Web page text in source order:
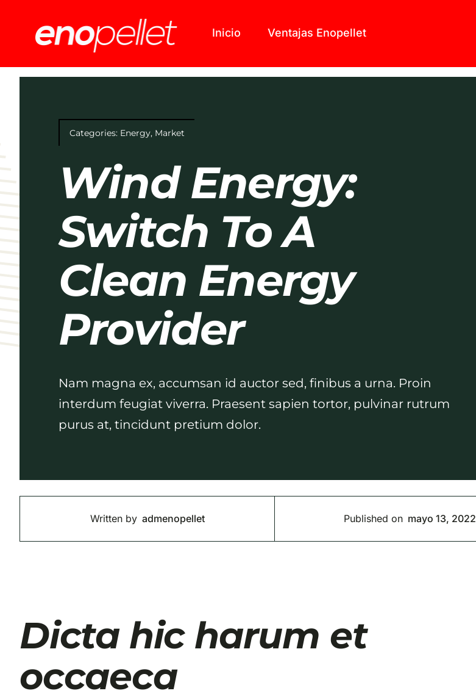
content
Inicio Ventajas Enopellet
Categories: Energy, Market
Wind Energy:
Switch To A
Clean Energy
Provider
Nam magna ex, accumsan id auctor sed, finibus a urna. Proin
interdum feugiat viverra. Praesent sapien tortor, pulvinar rutrum
purus at, tincidunt pretium dolor.
Written by admenopellet Published on mayo 13, 2022
Dicta hic harum et
occaeca